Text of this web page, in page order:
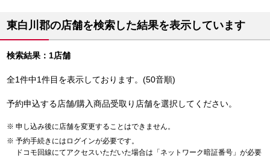
東白川郡の店舗を検索した結果を表示しています
検索結果：1店舗
全1件中1件目を表示しております。(50音順)
予約申込する店舗/購入商品受取り店舗を選択してください。
申し込み後に店舗を変更することはできません。
予約手続きにはログインが必要です。
ドコモ回線にてアクセスいただいた場合は「ネットワーク暗証番号」が必要